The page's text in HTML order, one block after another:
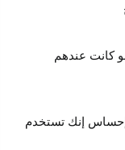
كانت عندهم
إحساس إنك تستخدم